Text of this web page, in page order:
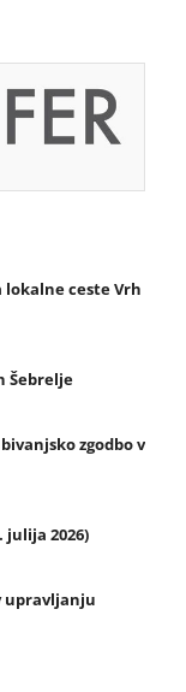
lokalne ceste Vrh
Šebrelje
zgodbo v
julija 2026)
upravljanju